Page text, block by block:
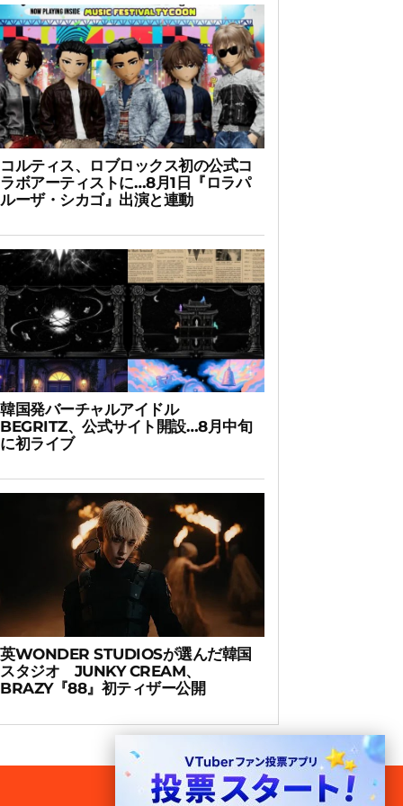
コルティス、ロブロックス初の公式コ
ラボアーティストに…8月1日『ロラパ
ルーザ・シカゴ』出演と連動
韓国発バーチャルアイドル
BEGRITZ、公式サイト開設…8月中旬
に初ライブ
英WONDER STUDIOSが選んだ韓国
スタジオ JUNKY CREAM、
BRAZY『88』初ティザー公開